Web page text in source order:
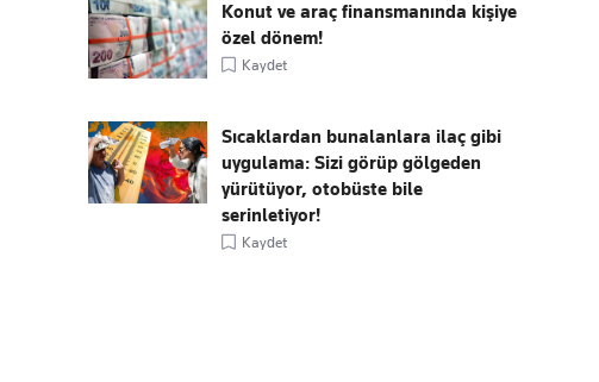
Konut ve araç finansmanında kişiye
özel dönem!
Kaydet
Sıcaklardan bunalanlara ilaç gibi
uygulama: Sizi görüp gölgeden
yürütüyor, otobüste bile
serinletiyor!
Kaydet